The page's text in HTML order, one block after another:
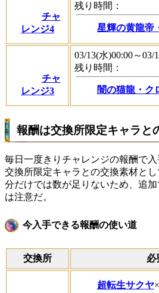
チャ
レンジ4
残り時間：
星輝の黄龍帝
チャ
レンジ3
03/13(水)00:00～03/
残り時間：
闇の猫龍・ク
報酬は交換所限定キャラと
毎日一度きりチャレンジの報酬で入
交換所限定キャラとの交換素材と
分だけでは数が足りないため、追
は注意だ。
今入手できる報酬の使い道
交換所 必
超転生サクヤ